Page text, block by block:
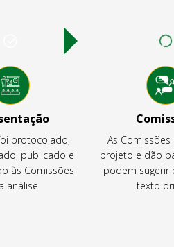
protocolado,
publicado e
às Comissões
análise
As
projeto e dão
podem sugerir
texto